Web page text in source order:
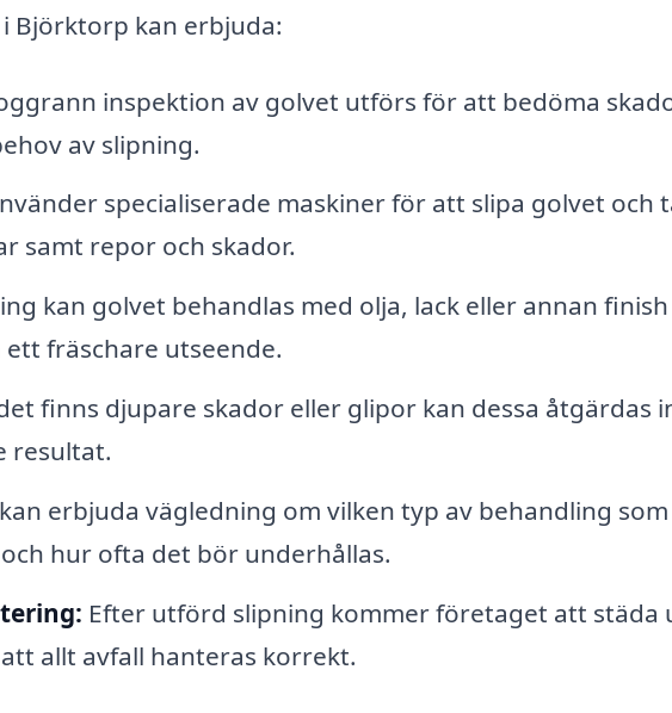
Björktorp kan erbjuda:
inspektion av golvet utförs för att bedöma
av slipning.
specialiserade maskiner för att slipa golvet och
samt repor och skador.
kan golvet behandlas med olja, lack eller annan
fräschare utseende.
finns djupare skador eller glipor kan dessa åtgärdas
resultat.
erbjuda vägledning om vilken typ av behandling
hur ofta det bör underhållas.
Efter utförd slipning kommer företaget att städa
allt avfall hanteras korrekt.